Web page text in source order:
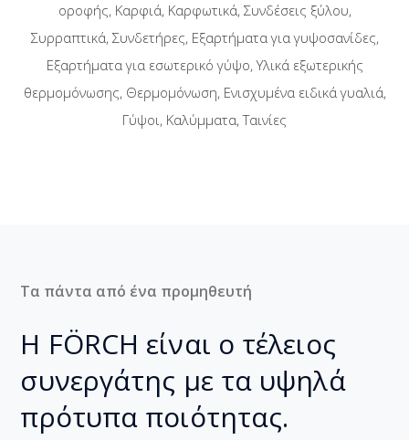
οροφής, Καρφιά, Καρφωτικά, Συνδέσεις ξύλου,
Συρραπτικά, Συνδετήρες, Εξαρτήματα για γυψοσανίδες,
Εξαρτήματα για εσωτερικό γύψο, Υλικά εξωτερικής
θερμομόνωσης, Θερμομόνωση, Ενισχυμένα ειδικά γυαλιά,
Γύψοι, Καλύμματα, Ταινίες
Τα πάντα από ένα προμηθευτή
Η FÖRCH είναι ο τέλειος
συνεργάτης με τα υψηλά
πρότυπα ποιότητας.